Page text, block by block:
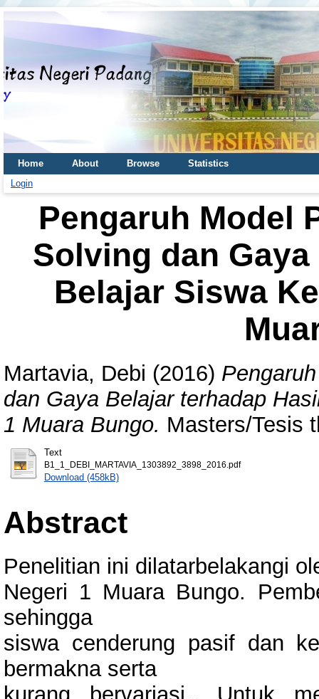
Home About Browse
Statistics
Login
Pengaruh Model
Solving dan
Belajar Siswa
Martavia, Debi (2016)
dan Gaya Belajar terhadap
1 Muara Bungo. Masters/Tesis
Text
B1_1_DEBI_MARTAVIA_1303892_3898_2016.pdf
Download (458kB)
Abstract
Penelitian ini dilatarbelakangi
Negeri 1 Muara Bungo.
sehingga
siswa cenderung pasif dan
bermakna serta